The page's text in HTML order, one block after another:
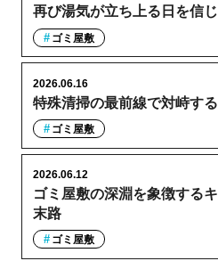
再び湯気が立ち上る日を信
ゴミ屋敷
特殊清掃の最前線で対峙す
2026.06.16
ゴミ屋敷
ゴミ屋敷の深淵を象徴する
末路
2026.06.12
ゴミ屋敷